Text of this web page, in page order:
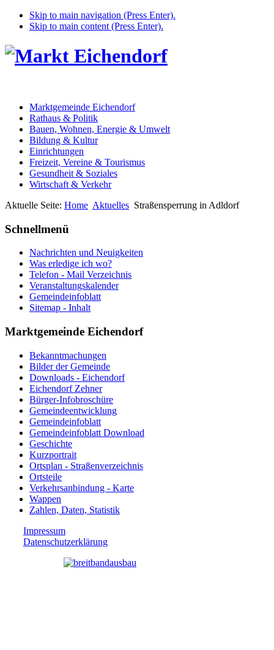
Skip to main navigation (Press Enter).
Skip to main content (Press Enter).
Marktgemeinde Eichendorf
Rathaus & Politik
Bauen, Wohnen, Energie & Umwelt
Bildung & Kultur
Einrichtungen
Freizeit, Vereine & Tourismus
Gesundheit & Soziales
Wirtschaft & Verkehr
Aktuelle Seite: Home Aktuelles Straßensperrung in Adldorf
Schnellmenü
Nachrichten und Neuigkeiten
Was erledige ich wo?
Telefon - Mail Verzeichnis
Veranstaltungskalender
Gemeindeinfoblatt
Sitemap - Inhalt
Marktgemeinde Eichendorf
Bekanntmachungen
Bilder der Gemeinde
Downloads - Eichendorf
Eichendorf Zehner
Bürger-Infobroschüre
Gemeindeentwicklung
Gemeindeinfoblatt
Gemeindeinfoblatt Download
Geschichte
Kurzportrait
Ortsplan - Straßenverzeichnis
Ortsteile
Verkehrsanbindung - Karte
Wappen
Zahlen, Daten, Statistik
Impressum
Datenschutzerklärung